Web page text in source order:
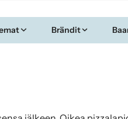
Brändit